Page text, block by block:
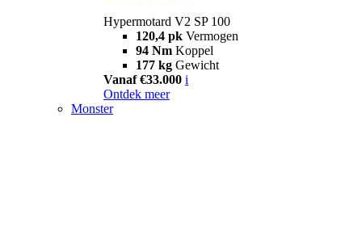
Hypermotard V2 SP 100
120,4 pk Vermogen
94 Nm Koppel
177 kg Gewicht
Vanaf €33.000 i
Ontdek meer
Monster